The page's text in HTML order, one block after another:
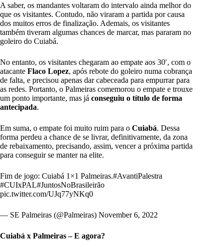
A saber, os mandantes voltaram do intervalo ainda melhor do
que os visitantes. Contudo, não viraram a partida por causa
dos muitos erros de finalização. Ademais, os visitantes
também tiveram algumas chances de marcar, mas pararam no
goleiro do Cuiabá.
No entanto, os visitantes chegaram ao empate aos 30′, com o
atacante Flaco Lopez, após rebote do goleiro numa cobrança
de falta, e precisou apenas dar cabeceada para empurrar para
as redes. Portanto, o Palmeiras comemorou o empate e trouxe
um ponto importante, mas já conseguiu o título de forma
antecipada.
Em suma, o empate foi muito ruim para o Cuiabá. Dessa
forma perdeu a chance de se livrar, definitivamente, da zona
de rebaixamento, precisando, assim, vencer a próxima partida
para conseguir se manter na elite.
Fim de jogo: Cuiabá 1×1 Palmeiras.#AvantiPalestra
#CUIxPAL#JuntosNoBrasileirão
pic.twitter.com/UJq77yNKq0
— SE Palmeiras (@Palmeiras) November 6, 2022
Cuiabá x Palmeiras – E agora?